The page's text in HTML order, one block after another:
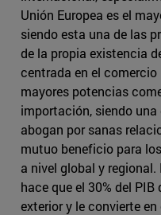
Unión Europea es el
siendo esta una de las
de la propia existencia
centrada en el comercio
mayores potencias
importación, siendo
abogan por sanas
mutuo beneficio para
a nivel global y
hace que el 30% del
exterior y le convierte